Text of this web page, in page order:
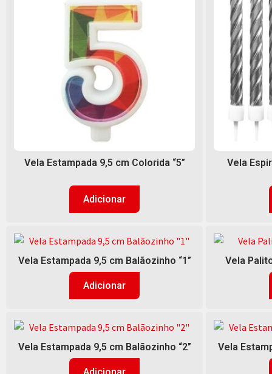
Vela Estampada 9,5 cm Colorida “5”
Adicionar
Vela
Vela Estampada 9,5 cm Balãozinho “1”
Adicionar
Vela
Vela Estampada 9,5 cm Balãozinho “2” Vela